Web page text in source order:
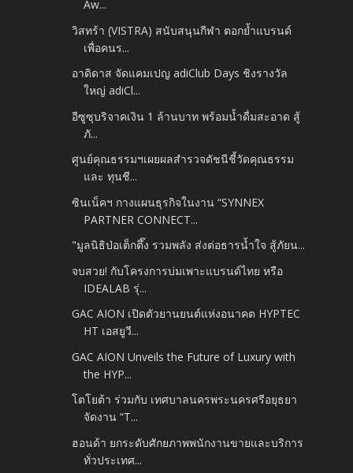
Aw...
วิสทร้า (VISTRA) สนับสนุนกีฬา ตอกย้ำแบรนด์
เพื่อคนร...
อาดิดาส จัดแคมเปญ adiClub Days ชิงรางวัล
ใหญ่ adiCl...
อีซูซุบริจาคเงิน 1 ล้านบาท พร้อมน้ำดื่มสะอาด สู้
ภั...
ศูนย์คุณธรรมฯเผยผลสำรวจดัชนีชี้วัดคุณธรรม
และ ทุนชี...
ซินเน็คฯ กางแผนธุรกิจในงาน “SYNNEX
PARTNER CONNECT...
"มูลนิธิป่อเต็กตึ๊ง รวมพลัง ส่งต่อธารน้ำใจ สู้ภัยน...
จบสวย! กับโครงการบ่มเพาะแบรนด์ไทย หรือ
IDEALAB รุ่...
GAC AION เปิดตัวยานยนต์แห่งอนาคต HYPTEC
HT เอสยูวี...
GAC AION Unveils the Future of Luxury with
the HYP...
โตโยต้า ร่วมกับ เทศบาลนครพระนครศรีอยุธยา
จัดงาน “T...
ฮอนด้า ยกระดับศักยภาพพนักงานขายและบริการ
ทั่วประเทศ...